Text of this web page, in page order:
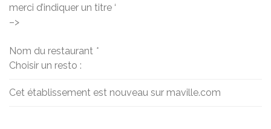
merci d’indiquer un titre ‘
–>
Nom du restaurant *
Choisir un resto :
Cet établissement est nouveau sur maville.com